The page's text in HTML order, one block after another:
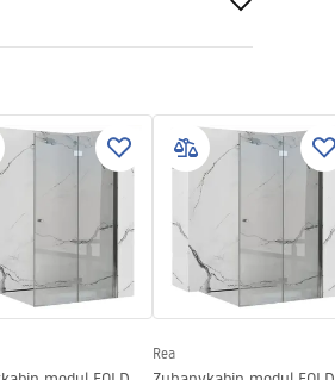
_5.pdf
Rea